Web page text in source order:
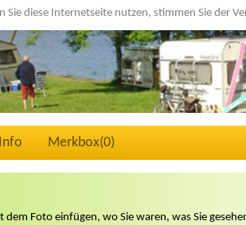
Sie diese Internetseite nutzen, stimmen Sie der
Info Merkbox(0)
Foto einfügen, wo Sie waren, was Sie